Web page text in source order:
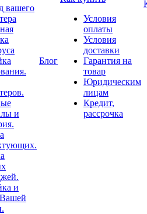
вашего
и
и
Блог
Условия
оплаты
Условия
доставки
Гарантия на
товар
Юридическим
лицам
Кредит,
рассрочка